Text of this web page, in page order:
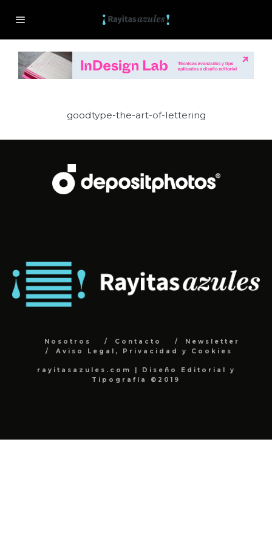
goodtype-the-art-of-lettering
Nosotros Contacto
Newsletter
Aviso Legal, Privacidad y Cookies
rayitasazules.com | Diseño Editorial y
Tipografía ©2019